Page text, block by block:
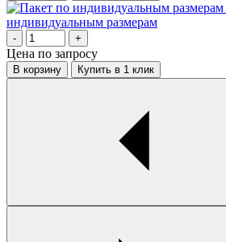
индивидуальным размерам
- +
Цена по запросу
В корзину Купить в 1 клик